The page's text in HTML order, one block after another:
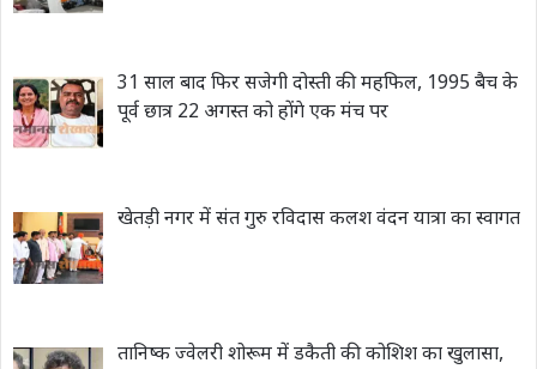
31 साल बाद फिर सजेगी दोस्ती की महफिल, 1995 बैच के
पूर्व छात्र 22 अगस्त को होंगे एक मंच पर
खेतड़ी नगर में संत गुरु रविदास कलश वंदन यात्रा का स्वागत
तानिष्क ज्वेलरी शोरूम में डकैती की कोशिश का खुलासा,